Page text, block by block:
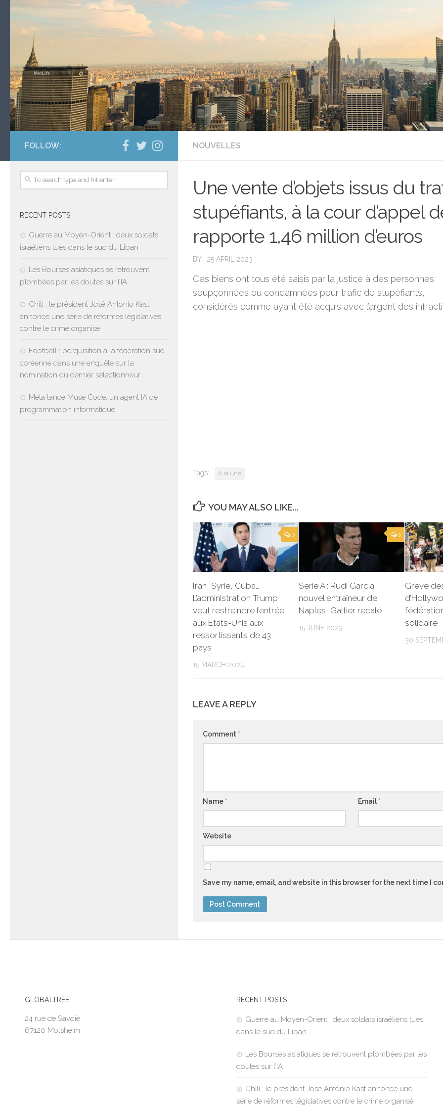
NOUVELLES
Une vente d’objets issus du
stupéfiants, à la cour d’appel
rapporte 1,46 million d’euros
BY · 25 APRIL 2023
Ces biens ont tous été saisis par la justice à des personnes
soupçonnées ou condamnées pour trafic de stupéfiants,
considérés comme ayant été acquis avec l’argent des
Tags: A la une
YOU MAY ALSO LIKE...
0
Iran, Syrie, Cuba…
L’administration Trump
veut restreindre l’entrée
aux États-Unis aux
ressortissants de 43
pays
15 MARCH 2025
0
Serie A : Rudi Garcia
nouvel entraîneur de
Naples, Galtier recalé
15 JUNE 2023
Grève
solidaire
30
LEAVE A REPLY
Comment *
Name * Email*
Website
Save my name, email, and website in this browser for the next time I
FOLLOW:
RECENT POSTS
Guerre au Moyen-Orient : deux soldats
israéliens tués dans le sud du Liban
Les Bourses asiatiques se retrouvent
plombées par les doutes sur l’IA
Chili : le président José Antonio Kast
annonce une série de réformes législatives
contre le crime organisé
Football : perquisition à la fédération sud-
coréenne dans une enquête sur la
nomination du dernier sélectionneur
Meta lance Muse Code, un agent IA de
programmation informatique
GLOBALTREE
24 rue de Savoie
67120 Molsheim
RECENT POSTS
Guerre au Moyen-Orient : deux soldats israéliens tués
dans le sud du Liban
Les Bourses asiatiques se retrouvent plombées par les
doutes sur l’IA
Chili : le président José Antonio Kast annonce une
série de réformes législatives contre le crime organisé